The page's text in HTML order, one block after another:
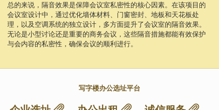
总的来说，隔音效果是保障会议室私密性的核心因素。在该项目的
会议室设计中，通过优化墙体材料、门窗密封、地板和天花板处
理，以及空调系统的独立设计，多方面提升了会议室的隔音效果。
无论是小型讨论还是重要的商务会议，这些隔音措施都能有效保护
与会内容的私密性，确保会议的顺利进行。
写字楼办公选址平台